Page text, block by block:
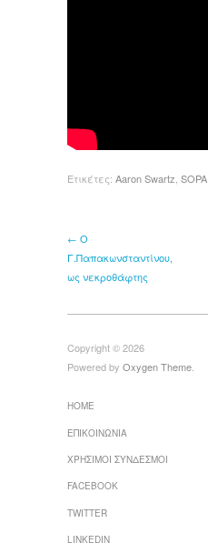
Ετικέτες: Aaron Swartz, SOPA
← Ο
Γ.Παπακωνσταντίνου,
ως νεκροθάφτης
Copyright © 2026
Powered by Oxygen Theme.
HOME
ΕΠΙΚΟΙΝΩΝΙΑ
ΧΡΗΣΙΜΟΙ ΣΥΝΔΕΣΜΟΙ
FACEBOOK
TWITTER
LINKEDIN